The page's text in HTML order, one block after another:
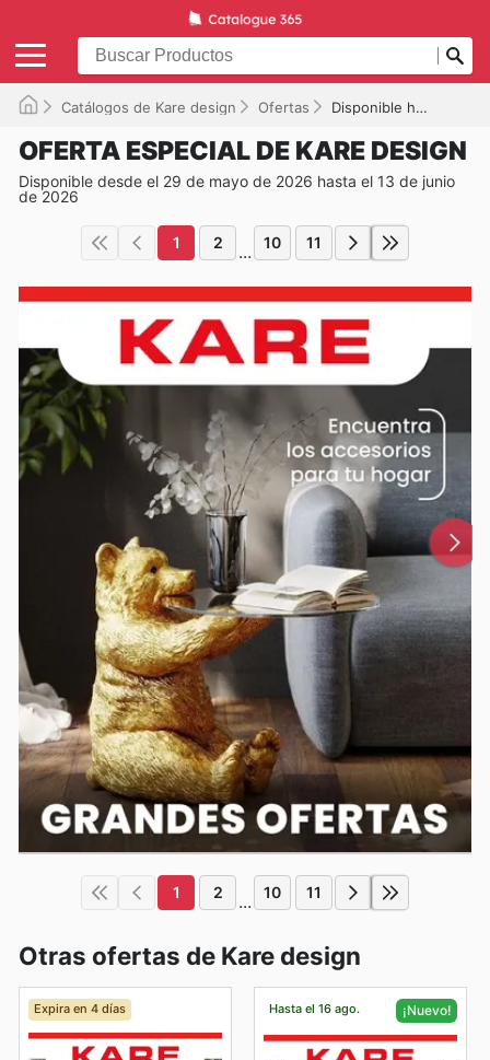
Catálogos de Kare design Ofertas Disponible hasta el 13/06/2026
OFERTA ESPECIAL DE KARE DESIGN
Disponible desde el 29 de mayo de 2026 hasta el 13 de junio
de 2026
1 2 ... 10 11
1 2 ... 10 11
Otras ofertas de Kare design
Expira en 4 días Hasta el 16 ago. ¡Nuevo!